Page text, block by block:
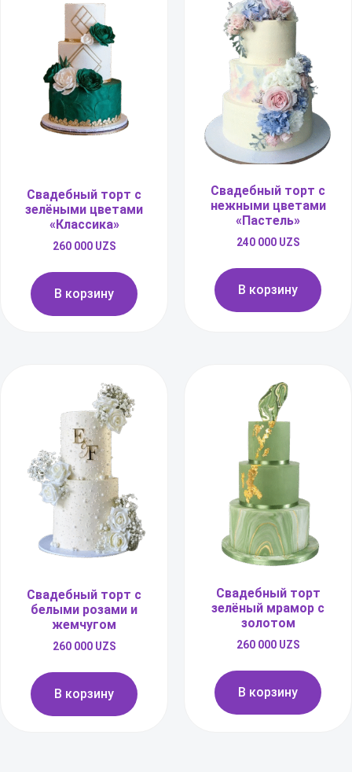
Свадебный торт с
зелёными цветами
«Классика»
260 000 UZS
В корзину
Свадебный торт с
нежными цветами
«Пастель»
240 000 UZS
В корзину
Свадебный торт с
белыми розами и
жемчугом
260 000 UZS
В корзину
Свадебный торт
зелёный мрамор с
золотом
260 000 UZS
В корзину